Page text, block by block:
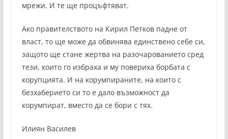
мрежи. И те ще процъфтяват.
Ако правителството на Кирил Петков падне от
власт, то ще може да обвинява единствено себе си,
защото ще стане жертва на разочарованието сред
тези, които го избраха и му повериха борбата с
корупцията. И на корумпираните, на които с
безхаберието си то е дало възможност да
корумпират, вместо да се бори с тях.
Илиян Василев